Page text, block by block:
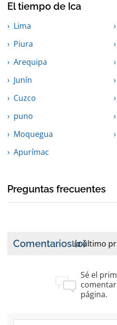
El tiempo de Ica
Lima
Piura
Arequipa
Junín
Cuzco
puno
Moquegua
Apurímac
Preguntas frecuentes
Comentarios(0)
Lo último
Sé el
página.